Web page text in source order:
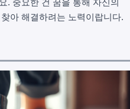
아 해결하려는 노력이랍니다.